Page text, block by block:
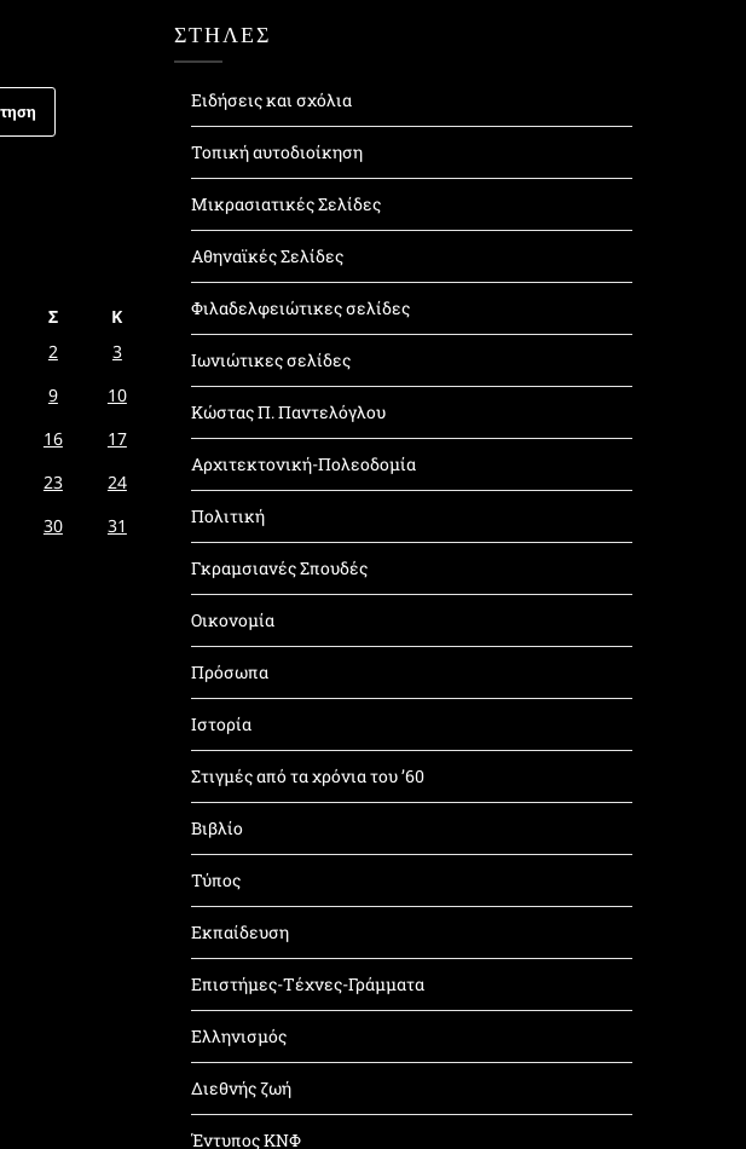
Σ
Κ
2
3
9
10
16
17
23
24
30
31
ΣΤΗΛΕΣ
Ειδήσεις και σχόλια
Τοπική αυτοδιοίκηση
Μικρασιατικές Σελίδες
Αθηναϊκές Σελίδες
Φιλαδελφειώτικες σελίδες
Ιωνιώτικες σελίδες
Κώστας Π. Παντελόγλου
Αρχιτεκτονική-Πολεοδομία
Πολιτική
Γκραμσιανές Σπουδές
Οικονομία
Πρόσωπα
Ιστορία
Στιγμές από τα χρόνια του ’60
Βιβλίο
Τύπος
Εκπαίδευση
Επιστήμες-Τέχνες-Γράμματα
Ελληνισμός
Διεθνής ζωή
Έντυπος ΚΝΦ